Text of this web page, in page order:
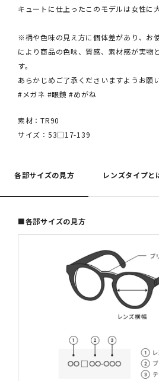
キュートに仕上ったこのモデルは女性に
※柄や色味の見え方に個体差があり、お
により商品の色味、質感、素材感が実物
す。
あらかじめご了承くださいますようお願
#メガネ #眼鏡 #めがね
素材：TR90
サイズ：53□17-139
各部サイズの見方 レンズタイプと
■各部サイズの見方
スタンダード球面レンズ